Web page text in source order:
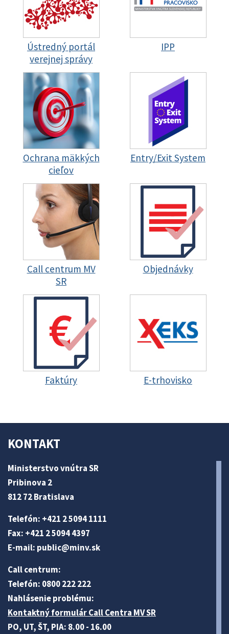
Ústredný portál
verejnej správy
IPP
Ochrana mäkkých
cieľov
Entry/Exit System
Call centrum MV
SR
Objednávky
Faktúry E-trhovisko
KONTAKT
Ministerstvo vnútra SR
Pribinova 2
812 72 Bratislava
Telefón: +421 2 5094 1111
Fax: +421 2 5094 4397
E-mail: public@minv.sk
Call centrum:
Telefón: 0800 222 222
Nahlásenie problému:
Kontaktný formulár Call Centra MV SR
PO, UT, ŠT, PIA: 8.00 - 16.00